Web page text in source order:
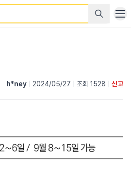
h*ney 2024/05/27 조회 1528 신고